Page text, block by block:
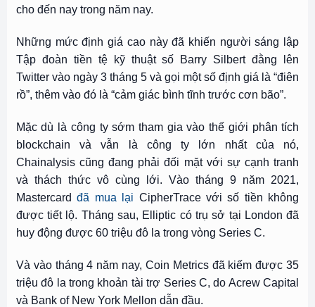
cho đến nay trong năm nay.
Những mức định giá cao này đã khiến người sáng lập
Tập đoàn tiền tệ kỹ thuật số Barry Silbert đằng lên
Twitter vào ngày 3 tháng 5 và gọi một số định giá là “điên
rồ”, thêm vào đó là “cảm giác bình tĩnh trước cơn bão”.
Mặc dù là công ty sớm tham gia vào thế giới phân tích
blockchain và vẫn là công ty lớn nhất của nó,
Chainalysis cũng đang phải đối mặt với sự cạnh tranh
và thách thức vô cùng lới. Vào tháng 9 năm 2021,
Mastercardđã mua lại CipherTrace với số tiền không
được tiết lộ. Tháng sau, Elliptic có trụ sở tại London đã
huy động được 60 triệu đô la trong vòng Series C.
Và vào tháng 4 năm nay, Coin Metrics đã kiếm được 35
triệu đô la trong khoản tài trợ Series C, do Acrew Capital
và Bank of New York Mellon dẫn đầu.